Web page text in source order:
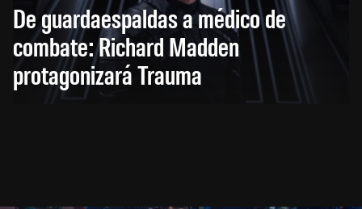
De guardaespaldas a médico de
combate: Richard Madden
protagonizará Trauma